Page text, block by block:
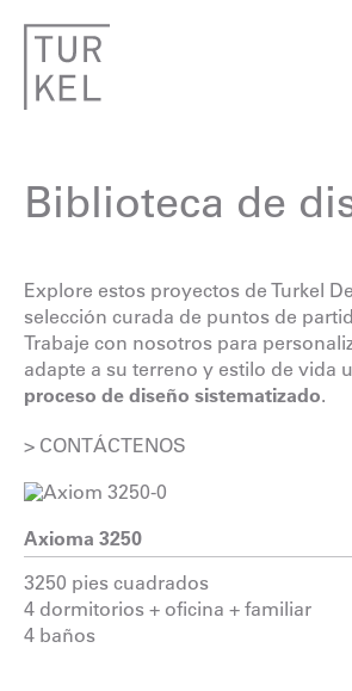
Biblioteca de
Explore estos proyectos de Turkel
selección curada de puntos de
Trabaje con nosotros para
adapte a su terreno y estilo de vida
proceso de diseño sistematizado.
> CONTÁCTENOS
Axioma 3250
3250 pies cuadrados
4 dormitorios + oficina + familiar
4 baños